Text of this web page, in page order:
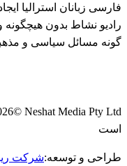
فارسی زبانان استرالیا
رادیو نشاط بدون
گونه مسائل سیاسی و
است
طراحی و توسعه:شرکت